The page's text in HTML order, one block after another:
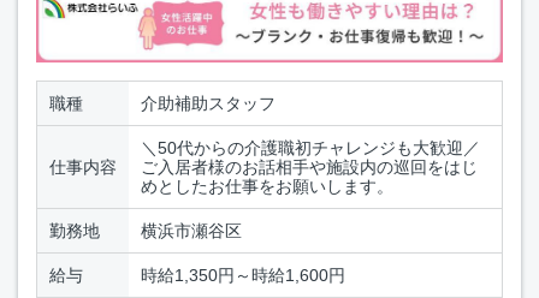
職種 介助補助スタッフ
仕事内容
＼50代からの介護職初チャレンジも大歓迎／
ご入居者様のお話相手や施設内の巡回をはじ
めとしたお仕事をお願いします。
勤務地 横浜市瀬谷区
給与 時給1,350円～時給1,600円